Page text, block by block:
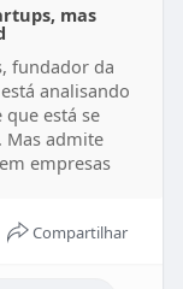
mas
fundador da
analisando
está se
Mas admite
empresas
Compartilhar